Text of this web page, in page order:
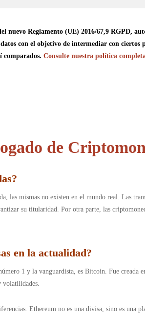
nuevo Reglamento (UE) 2016/67,9 RGPD,
con el objetivo de intermediar con ciertos
comparados. Consulte nuestra política
de
?
las mismas no existen en el mundo real. Las
su titularidad. Por otra parte, las
en la actualidad?
1 y la vanguardista, es Bitcoin. Fue creada
volatilidades.
Ethereum no es una divisa, sino es una